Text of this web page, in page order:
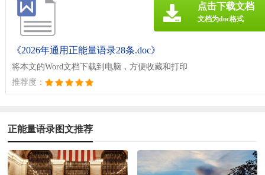
《2026年通用正能量语录28条.doc》
将本文的Word文档下载到电脑，方便收藏和打印
推荐度：
点击下载文档
文档为doc格式
正能量语录图文推荐